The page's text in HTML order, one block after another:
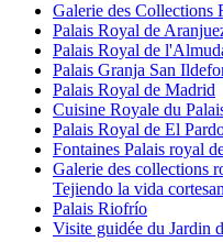
Galerie des Collections
Palais Royal de
Palais Royal de
Palais Granja San
Palais Royal de Madrid
Cuisine Royale du
Palais Royal de El
Fontaines Palais royal
Galerie des collections
Tejiendo la vida
Palais Riofrío
Visite guidée du Jardin